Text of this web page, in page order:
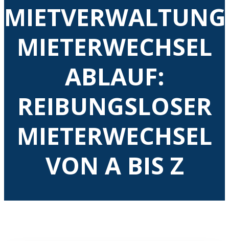
MIETVERWALTUNG
MIETERWECHSEL
ABLAUF:
REIBUNGSLOSER
MIETERWECHSEL
VON A BIS Z